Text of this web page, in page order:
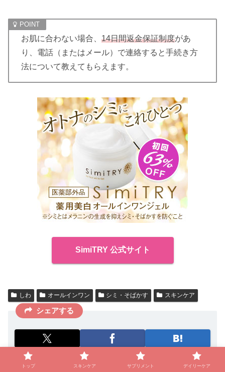
お肌に合わない場合、 14日間返金保証制度があ
り、電話（またはメール）で連絡すると手続き方
法について教えてもらえます。
SimiTRY 公式サイト
しわ オールインワン シミ・そばかす スキンケア
シェアする
トップ スキンケア サプリメント デイリーケア